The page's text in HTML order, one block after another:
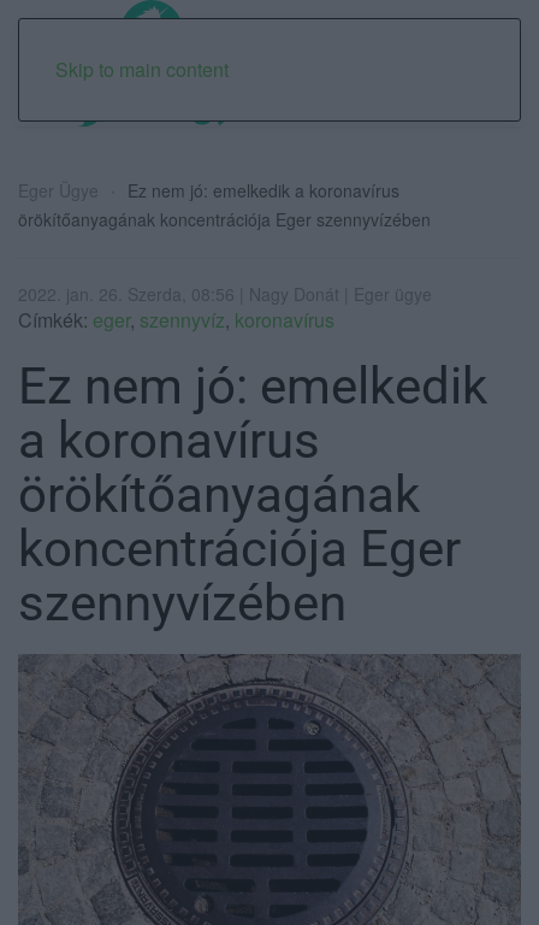
Skip to main content
Eger Ügye
Ez nem jó: emelkedik a koronavírus
örökítőanyagának koncentrációja Eger szennyvízében
2022. jan. 26. Szerda, 08:56 | Nagy Donát | Eger ügye
Címkék: eger, szennyvíz, koronavírus
Ez nem jó: emelkedik
a koronavírus
örökítőanyagának
koncentrációja Eger
szennyvízében